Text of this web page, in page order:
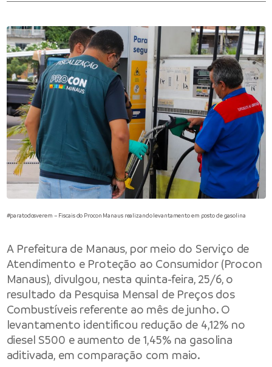
#paratodosverem – Fiscais do Procon Manaus realizando levantamento em posto de gasolina
A Prefeitura de Manaus, por meio do Serviço de
Atendimento e Proteção ao Consumidor (Procon
Manaus), divulgou, nesta quinta-feira, 25/6, o
resultado da Pesquisa Mensal de Preços dos
Combustíveis referente ao mês de junho. O
levantamento identificou redução de 4,12% no
diesel S500 e aumento de 1,45% na gasolina
aditivada, em comparação com maio.